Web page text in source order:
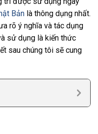
Bản là thông dụng nhất.
rõ ý nghĩa và tác dụng
sử dụng là kiến thức
sau chúng tôi sẽ cung